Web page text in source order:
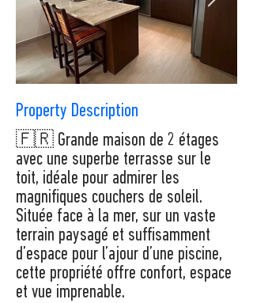
Property Description
🇫🇷 Grande maison de 2 étages
avec une superbe terrasse sur le
toit, idéale pour admirer les
magnifiques couchers de soleil.
Située face à la mer, sur un vaste
terrain paysagé et suffisamment
d’espace pour l’ajour d’une piscine,
cette propriété offre confort, espace
et vue imprenable.